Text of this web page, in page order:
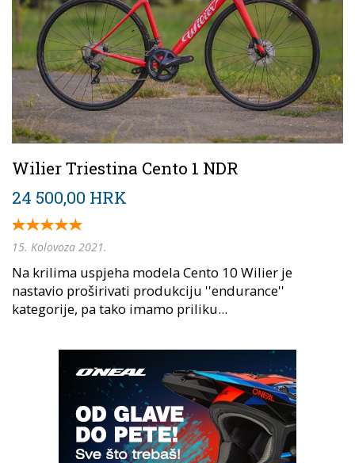
Wilier Triestina Cento 1 NDR
24 500,00 HRK
15. Kolovoza 2021.
Na krilima uspjeha modela Cento 10 Wilier je
nastavio proširivati produkciju ''endurance''
kategorije, pa tako imamo priliku...